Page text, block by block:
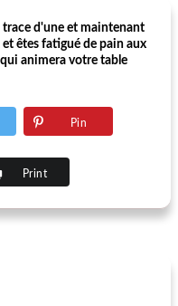
trace d'une et maintenant
êtes fatigué de pain aux
animera votre table
Pin
Print